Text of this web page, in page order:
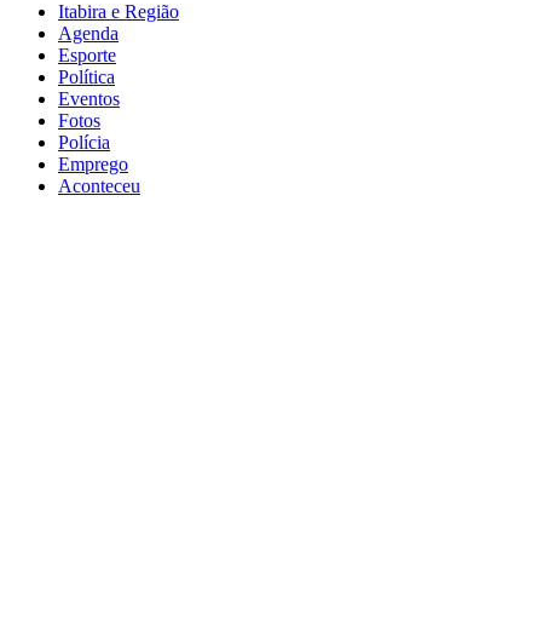
Itabira e Região
Agenda
Esporte
Política
Eventos
Fotos
Polícia
Emprego
Aconteceu